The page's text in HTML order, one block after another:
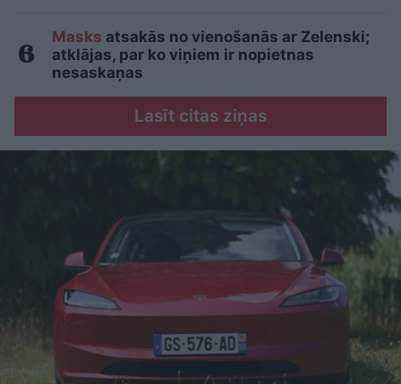
Masks atsakās no vienošanās ar Zelenski;
atklājas, par ko viņiem ir nopietnas
nesaskaņas
Lasīt citas ziņas